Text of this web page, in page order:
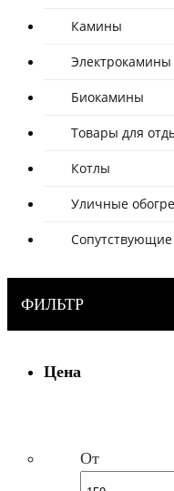
Камины
Электрокамины
Биокамины
Товары для
Котлы
Уличные
ФИЛЬТР
Цена
От